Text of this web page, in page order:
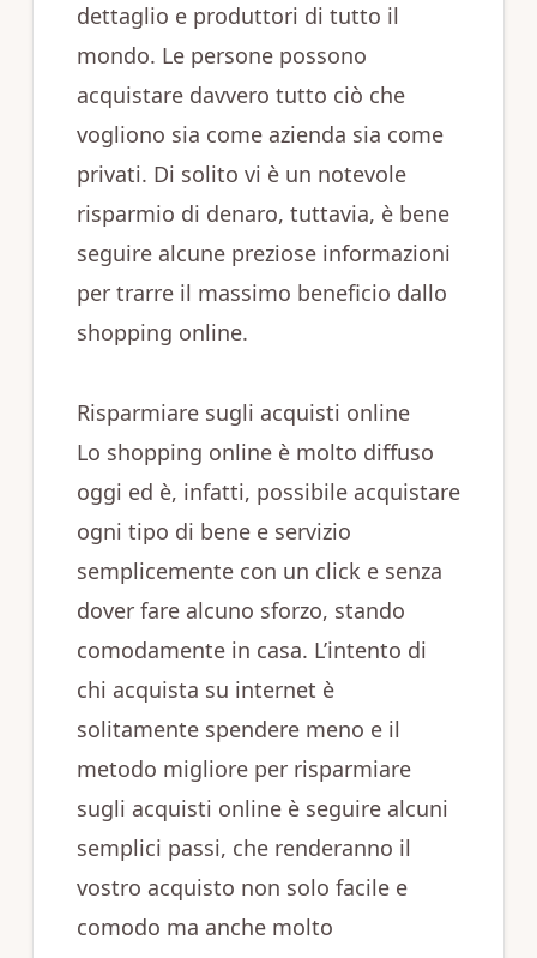
dettaglio e produttori di tutto il
mondo. Le persone possono
acquistare davvero tutto ciò che
vogliono sia come azienda sia come
privati. Di solito vi è un notevole
risparmio di denaro, tuttavia, è bene
seguire alcune preziose informazioni
per trarre il massimo beneficio dallo
shopping online.
Risparmiare sugli acquisti online
Lo shopping online è molto diffuso
oggi ed è, infatti, possibile acquistare
ogni tipo di bene e servizio
semplicemente con un click e senza
dover fare alcuno sforzo, stando
comodamente in casa. L’intento di
chi acquista su internet è
solitamente spendere meno e il
metodo migliore per risparmiare
sugli acquisti online è seguire alcuni
semplici passi, che renderanno il
vostro acquisto non solo facile e
comodo ma anche molto